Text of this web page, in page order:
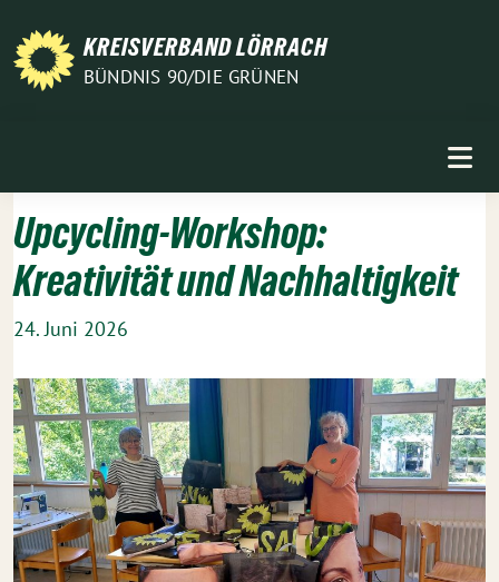
zum
Inhalt
KREISVERBAND LÖRRACH
BÜNDNIS 90/DIE GRÜNEN
Upcycling-Workshop:
Kreativität und Nachhaltigkeit
24. Juni 2026